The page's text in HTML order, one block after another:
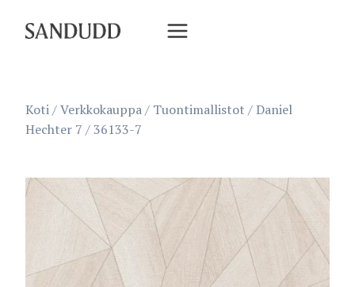
sisältöön
Koti/Verkkokauppa/ Tuontimallistot /Daniel
Hechter 7 / 36133-7